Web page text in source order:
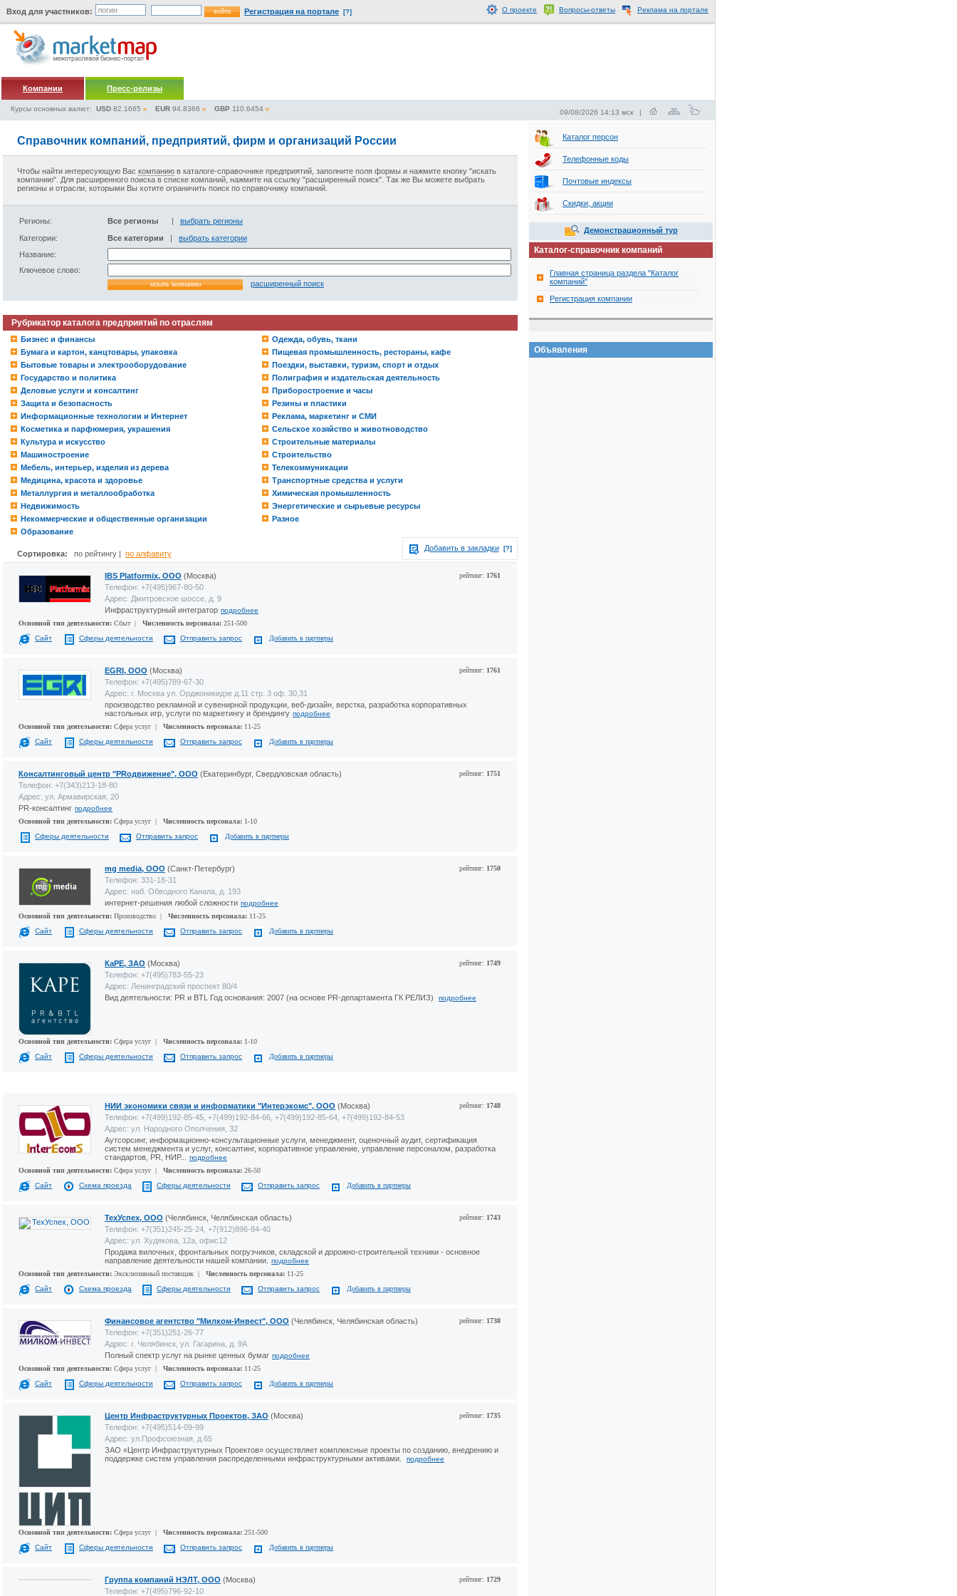
Вход для участников: Регистрация на портале [?] О проекте Вопросы-ответы Реклама на портале
Компании Пресс-релизы
09/08/2026 14:13 мск |
Курсы основных валют: USD 82.1665 EUR 94.8366 GBP 110.6454
Справочник компаний, предприятий, фирм и организаций России
Чтобы найти интересующую Вас компанию в каталоге-справочнике предприятий , заполните поля формы и нажмите кнопку "искать
компанию". Для расширенного поиска в списке компаний , нажмите на ссылку "расширенный поиск". Так же Вы можете выбрать
регионы и отрасли, которыми Вы хотите ограничить поиск по справочнику компаний
Регионы: Все регионы | выбрать регионы
Категории:
Все категории | выбрать категории
Название:
Ключевое слово:
расширенный поиск
Рубрикатор каталога предприятий по отраслям
Бизнес и финансы
Бумага и картон, канцтовары, упаковка
Бытовые товары и электрооборудование
Государство и политика
Деловые услуги и консалтинг
Защита и безопасность
Информационные технологии и Интернет
Косметика и парфюмерия, украшения
Культура и искусство
Машиностроение
Мебель, интерьер, изделия из дерева
Медицина, красота и здоровье
Металлургия и металлообработка
Недвижимость
Некоммерческие и общественные организации
Образование
Одежда, обувь, ткани
Пищевая промышленность, рестораны, кафе
Поездки, выставки, туризм, спорт и отдых
Полиграфия и издательская деятельность
Приборостроение и часы
Резины и пластики
Реклама, маркетинг и СМИ
Сельское хозяйство и животноводство
Строительные материалы
Строительство
Телекоммуникации
Транспортные средства и услуги
Химическая промышленность
Энергетические и сырьевые ресурсы
Разное
Сортировка: по рейтингу | по алфавиту
Добавить в закладки [?]
рейтинг: 1761
IBS Platformix, ООО (Москва)
Телефон: +7(495)967-80-50
Адрес: Дмитровское шоссе, д. 9
Инфраструктурный интегратор подробнее
Основной тип деятельности: Сбыт | Численность персонала: 251-500
Сайт
Сферы деятельности Отправить запрос Добавить в партнеры
рейтинг: 1761
EGRI, ООО (Москва)
Телефон: +7(495)789-67-30
Адрес: г. Москва ул. Орджоникидзе д.11 стр. 3 оф. 30,31
производство рекламной и сувенирной продукции, веб-дизайн, верстка, разработка корпоративных
настольных игр, услуги по маркетингу и брендингу подробнее
Основной тип деятельности: Сфера услуг | Численность персонала: 11-25
Сайт
Сферы деятельности Отправить запрос Добавить в партнеры
рейтинг: 1751
Консалтинговый центр "PRодвижение", ООО (Екатеринбург, Свердловская область)
Телефон: +7(343)213-18-80
Адрес: ул. Армавирская, 20
PR-консалтинг подробнее
Основной тип деятельности: Сфера услуг | Численность персонала: 1-10
Сферы деятельности
Отправить запрос Добавить в партнеры
рейтинг: 1750
mg media, ООО (Санкт-Петербург)
Телефон: 331-18-31
Адрес: наб. Обводного Канала, д. 193
интернет-решения любой сложности подробнее
Основной тип деятельности: Производство | Численность персонала: 11-25
Сайт
Сферы деятельности Отправить запрос Добавить в партнеры
рейтинг: 1749
КаРЕ, ЗАО (Москва)
Телефон: +7(495)783-55-23
Адрес: Ленинградский проспект 80/4
Вид деятельности: PR и BTL Год основания: 2007 (на основе PR-департамента ГК РЕЛИЗ)
подробнее
Основной тип деятельности: Сфера услуг | Численность персонала: 1-10
Сайт
Сферы деятельности Отправить запрос Добавить в партнеры
рейтинг: 1748
НИИ экономики связи и информатики "Интерэкомс", ООО (Москва)
Телефон: +7(499)192-85-45, +7(499)192-84-66, +7(499)192-85-64, +7(499)192-84-53
Адрес: ул. Народного Ополчения, 32
Аутсорсинг, информационно-консультационные услуги, менеджмент, оценочный аудит, сертификация
систем менеджмента и услуг, консалтинг, корпоративное управление, управление персоналом, разработка
стандартов, PR, НИР...
подробнее
Основной тип деятельности: Сфера услуг | Численность персонала: 26-50
Сайт
Схема проезда Сферы деятельности Отправить запрос Добавить в партнеры
рейтинг: 1743
ТехУспех, ООО (Челябинск, Челябинская область)
Телефон: +7(351)245-25-24, +7(912)896-84-40
Адрес: ул. Худякова, 12а, офис12
Продажа вилочных, фронтальных погрузчиков, складской и дорожно-строительной техники - основное
направление деятельности нашей компании.
подробнее
Основной тип деятельности: Эксклюзивный поставщик | Численность персонала: 11-25
Сайт
Схема проезда Сферы деятельности Отправить запрос Добавить в партнеры
рейтинг: 1738
Финансовое агентство "Милком-Инвест", ООО (Челябинск, Челябинская область)
Телефон: +7(351)251-26-77
Адрес: г. Челябинск, ул. Гагарина, д. 9А
Полный спектр услуг на рынке ценных бумаг подробнее
Основной тип деятельности: Сфера услуг | Численность персонала: 11-25
Сайт
Сферы деятельности Отправить запрос Добавить в партнеры
рейтинг: 1735
Центр Инфраструктурных Проектов, ЗАО (Москва)
Телефон: +7(495)514-09-99
Адрес: ул.Профсоюзная, д.65
ЗАО «Центр Инфраструктурных Проектов» осуществляет комплексные проекты по созданию, внедрению и
поддержке систем управления распределенными инфраструктурными активами.
подробнее
Основной тип деятельности: Сфера услуг | Численность персонала: 251-500
Сайт
Сферы деятельности Отправить запрос Добавить в партнеры
рейтинг: 1729
Группа компаний НЭЛТ, ООО (Москва)
Телефон: +7(495)796-92-10
Каталог персон
Телефонные коды
Почтовые индексы
Скидки, акции
Демонстрационный тур
Каталог-справочник компаний
Главная страница раздела "Каталог
компаний"
Регистрация компании
Объявления